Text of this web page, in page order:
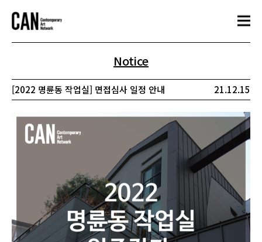
Notice
[2022 명륜동 작업실] 면접심사 일정 안내 21.12.15